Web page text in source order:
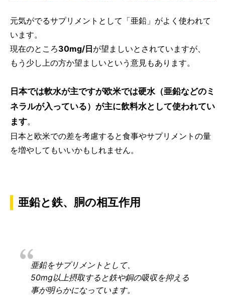
元気がでるサプリメントとして「亜鉛」がよく使われて
います。
現在のところ30mg/日が望ましいとされていますが、
もう少し上の方か望ましいという意見もあります。
日本では軟水が主ですが欧米では硬水（亜鉛などのミ
ネラルが入っている）が主に飲料水として使われてい
ます。
日本と欧米での差を考慮すると食事やサプリメントの量
を増やしてもいいかもしれません。
亜鉛と鉄、胴の相互作用
亜鉛をサプリメントとして、
50mg以上摂取すると鉄や銅の吸収を抑える
事が明らかになっています。